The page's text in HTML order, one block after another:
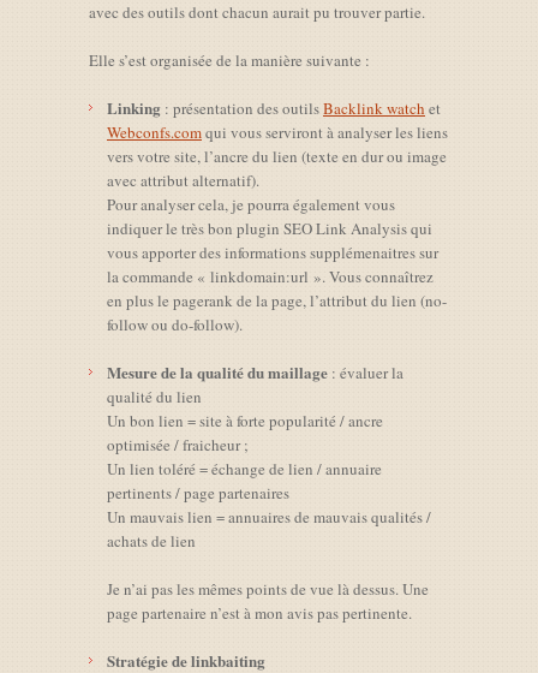
avec des outils dont chacun aurait pu trouver partie.
Elle s’est organisée de la manière suivante :
Linking : présentation des outilsBacklink watch et
Webconfs.comqui vous serviront à analyser les liens
vers votre site, l’ancre du lien (texte en dur ou image
avec attribut alternatif).
Pour analyser cela, je pourra également vous
indiquer le très bon plugin SEO Link Analysis qui
vous apporter des informations supplémenaitres sur
la commande « linkdomain:url ». Vous connaîtrez
en plus le pagerank de la page, l’attribut du lien (no-
follow ou do-follow).
Mesure de la qualité du maillage : évaluer la
qualité du lien
Un bon lien = site à forte popularité / ancre
optimisée / fraicheur ;
Un lien toléré = échange de lien / annuaire
pertinents / page partenaires
Un mauvais lien = annuaires de mauvais qualités /
achats de lien
Je n’ai pas les mêmes points de vue là dessus. Une
page partenaire n’est à mon avis pas pertinente.
Stratégie de linkbaiting